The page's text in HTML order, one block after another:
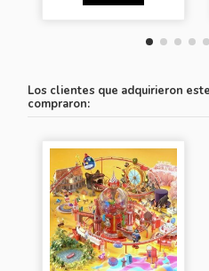
Los clientes que adquirieron
compraron: